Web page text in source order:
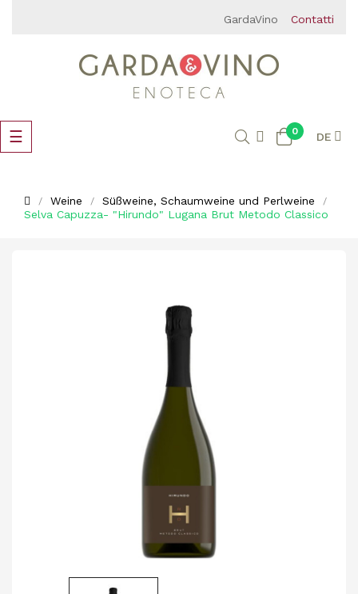
GardaVino Contatti
Umschalten
der
☰ 0 DE
Weine
Süßweine, Schaumweine und Perlweine
Selva Capuzza- "Hirundo" Lugana Brut Metodo Classico